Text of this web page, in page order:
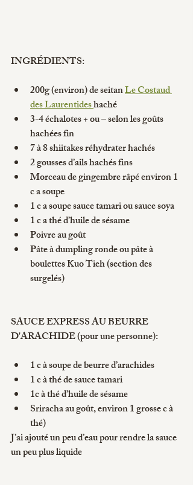
INGRÉDIENTS:
200g (environ) de seitan Le Costaud
des Laurentides haché
3-4 échalotes + ou – selon les goûts
hachées fin
7 à 8 shiitakes réhydrater hachés
2 gousses d’ails hachés fins
Morceau de gingembre râpé environ 1
c a soupe
1 c a soupe sauce tamari ou sauce soya
1 c a thé d’huile de sésame
Poivre au goût
Pâte à dumpling ronde ou pâte à
boulettes Kuo Tieh (section des
surgelés)
SAUCE EXPRESS AU BEURRE
D'ARACHIDE (pour une personne):
1 c à soupe de beurre d’arachides
1 c à thé de sauce tamari
1c à thé d’huile de sésame
Sriracha au goût, environ 1 grosse c à
thé)
J’ai ajouté un peu d’eau pour rendre la sauce
un peu plus liquide